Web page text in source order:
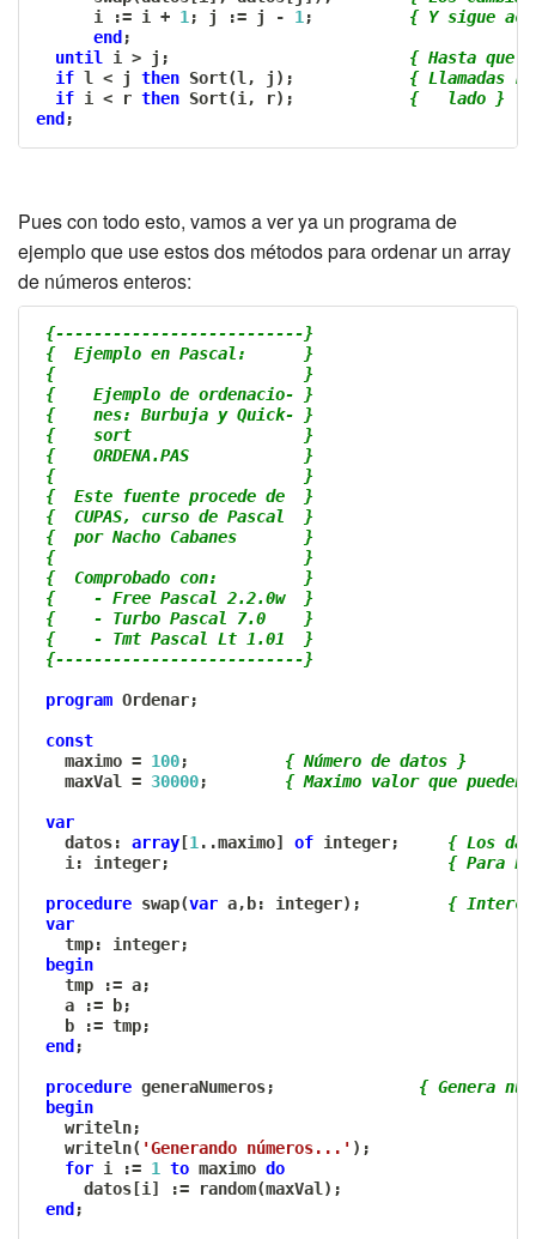
      i
:= i + 1; j := j - 1;
{ Y sigue
end ;
until i > j ;
{ Hasta que
if l < j then Sort(l, j ) ;
{ Llamadas
if i < r then Sort(i, r) ;
{   lado }
end ;
Pues con todo esto, vamos a ver ya un programa de
ejemplo que use estos dos métodos para ordenar un array
de números enteros:
{--------------------------}
{  Ejemplo en Pascal:      }
{                          }
{    Ejemplo de ordenacio- }
{    nes: Burbuja y Quick- }
{    sort                  }
{    ORDENA.PAS            }
{                          }
{  Este fuente procede de  }
{  CUPAS, curso de Pascal  }
{  por Nacho Cabanes       }
{                          }
{  Comprobado con:         }
{    - Free Pascal 2.2.0w  }
{    - Turbo Pascal 7.0    }
{    - Tmt Pascal Lt 1.01  }
{--------------------------}
program Ordenar;
const
   maximo
= 100;
{ Número de datos }
   maxVal
= 30000; { Maximo valor que pueden
var
   datos
: array [1..maximo] of integer;
{ Los
   i
: integer; { Para
procedure swap(var a, b: integer) ;
{
var
   tmp
: integer;
begin
   tmp
:= a;
   a
:= b;
   b
:= tmp;
end ;
procedure generaNumeros;
{ Genera
begin
   writeln
;
   writeln
( 'Generando números...' ) ;
for i := 1 to maximo do
     datos
[i] := random(maxVal) ;
end ;